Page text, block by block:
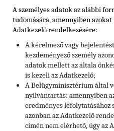
A személyes adatok az alábbi
tudomására, amennyiben
Adatkezelő rendelkezésére:
A kérelmező vagy
kezdeményező személy
adatok mellett az általa
is kezeli az Adatkezelő;
A Belügyminisztérium által
nyilvántartás: amennyiben
eredményes lefolytatásához
azonban az Adatkezelő
címén nem elérhető, úgy az